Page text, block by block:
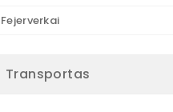
Fejerverkai
Transportas